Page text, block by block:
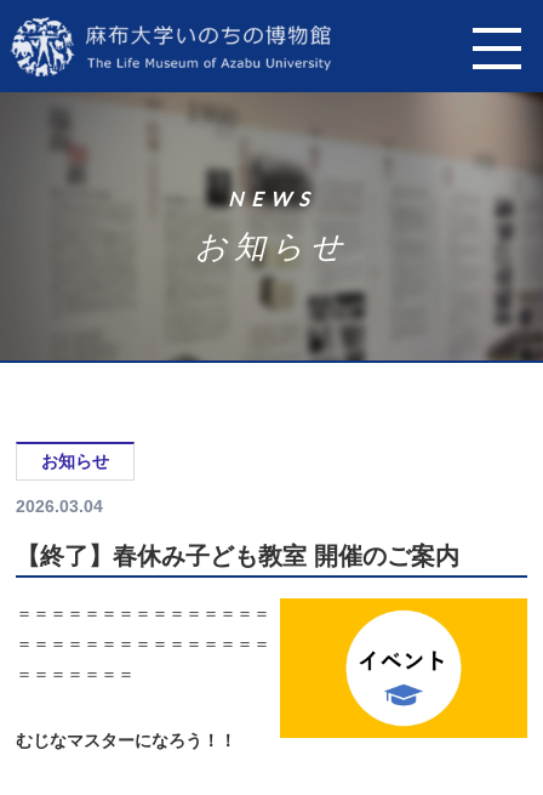
NEW S
お 知 ら せ
お知らせ
2026.03.04
【終了】春休み子ども教室 開催のご案内
＝＝＝＝＝＝＝＝＝＝＝＝＝＝＝
＝＝＝＝＝＝＝＝＝＝＝＝＝＝＝
＝＝＝＝＝＝＝
むじなマスターになろう！！